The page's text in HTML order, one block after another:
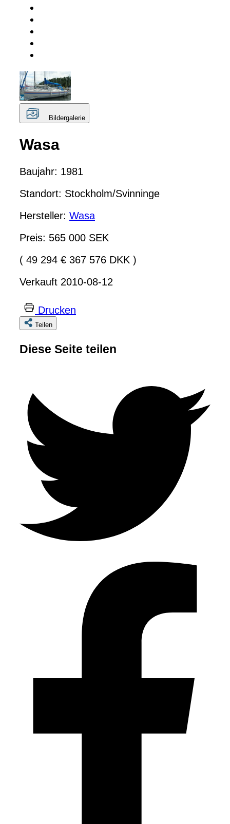
Bildergalerie
Wasa
Baujahr: 1981
Standort: Stockholm/Svinninge
Hersteller: Wasa
Preis: 565 000 SEK
( 49 294 € 367 576 DKK )
Verkauft 2010-08-12
Drucken
Teilen
Diese Seite teilen